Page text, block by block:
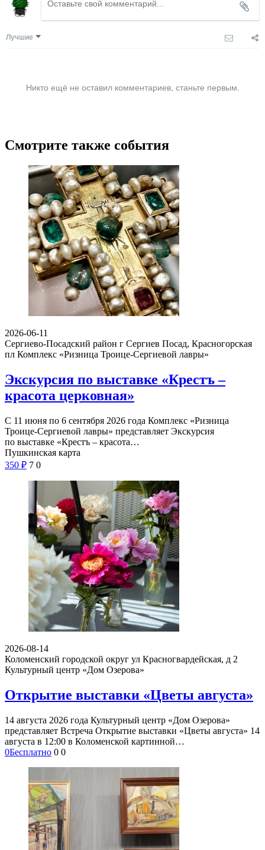
Лучшие
Никто ещё не оставил комментариев, станьте первым.
Смотрите также события
2026-06-11
Сергиево-Посадский район г Сергиев Посад, Красногорская
пл Комплекс «Ризница Троице-Сергиевой лавры»
Экскурсия по выставке «Крестъ –
красота церковная»
С 11 июня по 6 сентября 2026 года Комплекс «Ризница
Троице-Сергиевой лавры» представляет Экскурсия
по выставке «Крестъ – красота…
Пушкинская карта
350 ₽ 7 0
2026-08-14
Коломенский городской округ ул Красногвардейская, д 2
Культурный центр «Дом Озерова»
Открытие выставки «Цветы августа»
14 августа 2026 года Культурный центр «Дом Озерова»
представляет Встреча Открытие выставки «Цветы августа» 14
августа в 12:00 в Коломенской картинной…
0Бесплатно 0 0